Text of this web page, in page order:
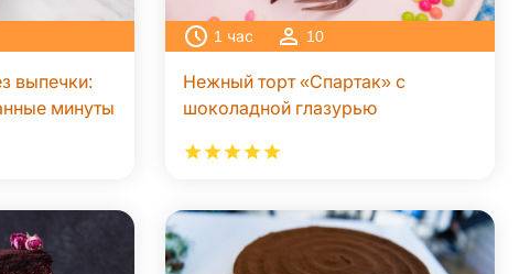
выпечки:
минуты
1 час 10
Нежный торт «Спартак» с
шоколадной глазурью